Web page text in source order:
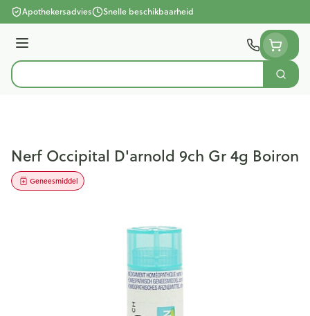
Ga naar de inhoud
Apothekersadvies Snelle beschikbaarheid
Menu
Product, merk, categorie...
Zoek
Nerf Occipital D'arnold 9ch Gr 4g Boiron
Geneesmiddel